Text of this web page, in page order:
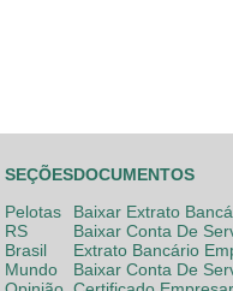
SEÇÕES
Pelotas
RS
Brasil
Mundo
DOCUMENTOS
Baixar Extrato
Baixar Conta De
Extrato Bancário
Baixar Conta De